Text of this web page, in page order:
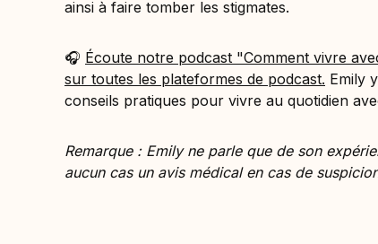
ainsi à faire tomber les stigmates.
🎧 Écoute notre podcast "Comment vivre
sur toutes les plateformes de podcast. Emily
conseils pratiques pour vivre au quotidien
Remarque : Emily ne parle que de son
aucun cas un avis médical en cas de